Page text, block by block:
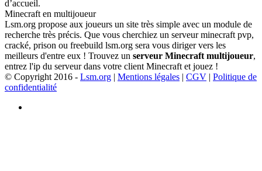
d’accueil.
Minecraft en multijoueur
Lsm.org propose aux joueurs un site très simple avec un module de
recherche très précis. Que vous cherchiez un serveur minecraft pvp,
cracké, prison ou freebuild lsm.org sera vous diriger vers les
meilleurs d'entre eux ! Trouvez un serveur Minecraft multijoueur,
entrez l'ip du serveur dans votre client Minecraft et jouez !
© Copyright 2016 - Lsm.org | Mentions légales | CGV | Politique de
confidentialité